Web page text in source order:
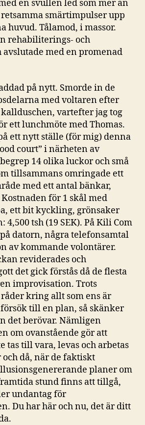
en svullen led som mer än
smärtimpulser upp
huvud. Tålamod, i massor.
rehabiliterings- och
med en promenad
på nytt. Smorde in de
med voltaren efter
vartefter jag tog
ett lunchmöte med Thomas.
ett nytt ställe (för mig) denna
court” i närheten av
14 olika luckor och små
tillsammans omringade ett
med ett antal bänkar,
för 1 skål med
ett bit kyckling, grönsaker
4,500 tsh (19 SEK). På Kili Com
datorn, några telefonsamtal
av kommande volontärer.
reviderades och
det gick förstås då de flesta
improvisation. Trots
kring allt som ens är
till en plan, så skänker
det berövar. Nämligen
om ovanstående gör att
tas till vara, levas och arbetas
och då, när de faktiskt
planer om
stund finns att tillgå,
undantag för
Du har här och nu, det är ditt